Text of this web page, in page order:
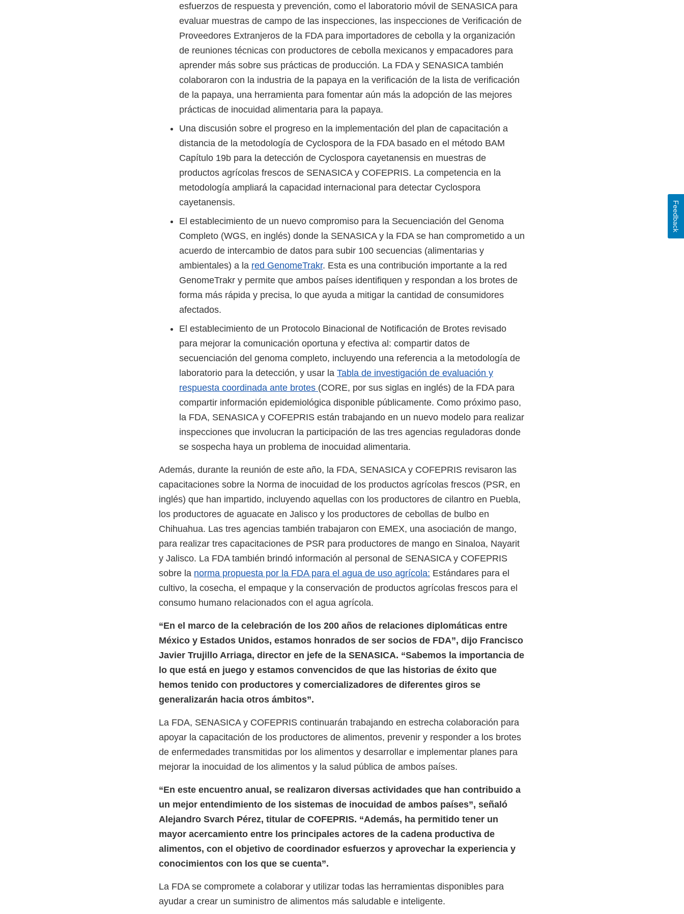
esfuerzos de respuesta y prevención, como el laboratorio móvil de SENASICA para
evaluar muestras de campo de las inspecciones, las inspecciones de Verificación de
Proveedores Extranjeros de la FDA para importadores de cebolla y la organización
de reuniones técnicas con productores de cebolla mexicanos y empacadores para
aprender más sobre sus prácticas de producción. La FDA y SENASICA también
colaboraron con la industria de la papaya en la verificación de la lista de verificación
de la papaya, una herramienta para fomentar aún más la adopción de las mejores
prácticas de inocuidad alimentaria para la papaya.
Una discusión sobre el progreso en la implementación del plan de capacitación a
distancia de la metodología de Cyclospora de la FDA basado en el método BAM
Capítulo 19b para la detección de Cyclospora cayetanensis en muestras de
productos agrícolas frescos de SENASICA y COFEPRIS. La competencia en la
metodología ampliará la capacidad internacional para detectar Cyclospora
cayetanensis.
El establecimiento de un nuevo compromiso para la Secuenciación del Genoma
Completo (WGS, en inglés) donde la SENASICA y la FDA se han comprometido a un
acuerdo de intercambio de datos para subir 100 secuencias (alimentarias y
ambientales) a la red GenomeTrakr. Esta es una contribución importante a la red
GenomeTrakr y permite que ambos países identifiquen y respondan a los brotes de
forma más rápida y precisa, lo que ayuda a mitigar la cantidad de consumidores
afectados.
El establecimiento de un Protocolo Binacional de Notificación de Brotes revisado
para mejorar la comunicación oportuna y efectiva al: compartir datos de
secuenciación del genoma completo, incluyendo una referencia a la metodología de
laboratorio para la detección, y usar la Tabla de investigación de evaluación y
respuesta coordinada ante brotes (CORE, por sus siglas en inglés) de la FDA para
compartir información epidemiológica disponible públicamente. Como próximo paso,
la FDA, SENASICA y COFEPRIS están trabajando en un nuevo modelo para realizar
inspecciones que involucran la participación de las tres agencias reguladoras donde
se sospecha haya un problema de inocuidad alimentaria.
Además, durante la reunión de este año, la FDA, SENASICA y COFEPRIS revisaron las
capacitaciones sobre la Norma de inocuidad de los productos agrícolas frescos (PSR, en
inglés) que han impartido, incluyendo aquellas con los productores de cilantro en Puebla,
los productores de aguacate en Jalisco y los productores de cebollas de bulbo en
Chihuahua. Las tres agencias también trabajaron con EMEX, una asociación de mango,
para realizar tres capacitaciones de PSR para productores de mango en Sinaloa, Nayarit
y Jalisco. La FDA también brindó información al personal de SENASICA y COFEPRIS
sobre la norma propuesta por la FDA para el agua de uso agrícola: Estándares para el
cultivo, la cosecha, el empaque y la conservación de productos agrícolas frescos para el
consumo humano relacionados con el agua agrícola.
“En el marco de la celebración de los 200 años de relaciones diplomáticas entre
México y Estados Unidos, estamos honrados de ser socios de FDA”, dijo Francisco
Javier Trujillo Arriaga, director en jefe de la SENASICA. “Sabemos la importancia de
lo que está en juego y estamos convencidos de que las historias de éxito que
hemos tenido con productores y comercializadores de diferentes giros se
generalizarán hacia otros ámbitos”.
La FDA, SENASICA y COFEPRIS continuarán trabajando en estrecha colaboración para
apoyar la capacitación de los productores de alimentos, prevenir y responder a los brotes
de enfermedades transmitidas por los alimentos y desarrollar e implementar planes para
mejorar la inocuidad de los alimentos y la salud pública de ambos países.
“En este encuentro anual, se realizaron diversas actividades que han contribuido a
un mejor entendimiento de los sistemas de inocuidad de ambos países”, señaló
Alejandro Svarch Pérez, titular de COFEPRIS. “Además, ha permitido tener un
mayor acercamiento entre los principales actores de la cadena productiva de
alimentos, con el objetivo de coordinador esfuerzos y aprovechar la experiencia y
conocimientos con los que se cuenta”.
La FDA se compromete a colaborar y utilizar todas las herramientas disponibles para
ayudar a crear un suministro de alimentos más saludable e inteligente.
Feedback